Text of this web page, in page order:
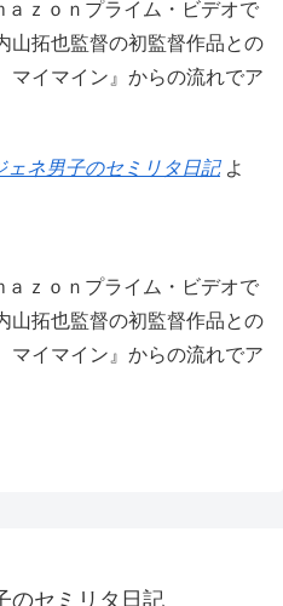
ｚｏｎプライム・ビデオで
山拓也監督の初監督作品との
マイマイン』からの流れでア
ェネ男子のセミリタ日記 よ
ｚｏｎプライム・ビデオで
山拓也監督の初監督作品との
マイマイン』からの流れでア
のセミリタ日記